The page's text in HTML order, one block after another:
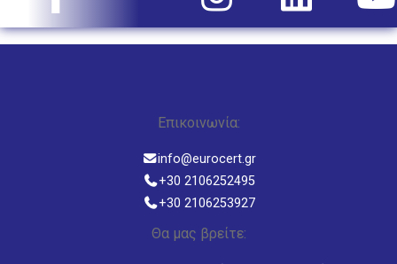
Επικοινωνία:
info@eurocert.gr
+30 2106252495
+30 2106253927
Θα μας βρείτε: